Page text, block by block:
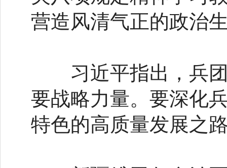
营造风清气正的政治
习近平指出，兵团
要战略力量。要深化
特色的高质量发展之